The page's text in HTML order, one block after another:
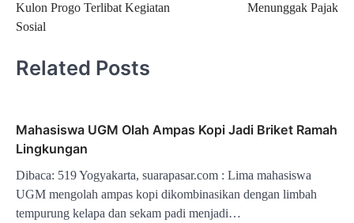
Kulon Progo Terlibat Kegiatan
Sosial
Menunggak Pajak
Related Posts
Mahasiswa UGM Olah Ampas Kopi Jadi Briket Ramah
Lingkungan
Dibaca: 519 Yogyakarta, suarapasar.com : Lima mahasiswa
UGM mengolah ampas kopi dikombinasikan dengan limbah
tempurung kelapa dan sekam padi menjadi…